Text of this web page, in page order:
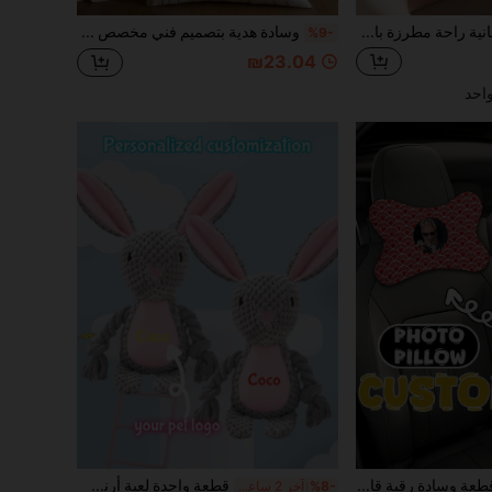
%9-
₪23.04
%8- آخر 2 ساعة أيام